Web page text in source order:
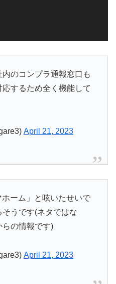
のコンプラ通報窓口も
するため全く機能して
April 21, 2023
ーム」と呟いたせいで
うです(ネタではな
らの情報です)
April 21, 2023